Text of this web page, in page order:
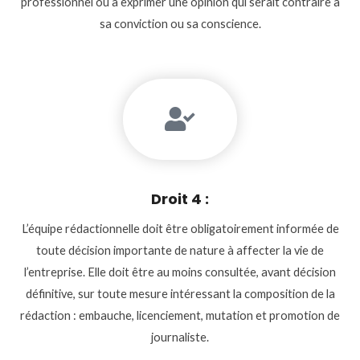
sa conviction ou sa conscience.
Droit 4 :
L’équipe rédactionnelle doit être obligatoirement informée de
toute décision importante de nature à affecter la vie de
l’entreprise. Elle doit être au moins consultée, avant décision
définitive, sur toute mesure intéressant la composition de la
rédaction : embauche, licenciement, mutation et promotion de
journaliste.